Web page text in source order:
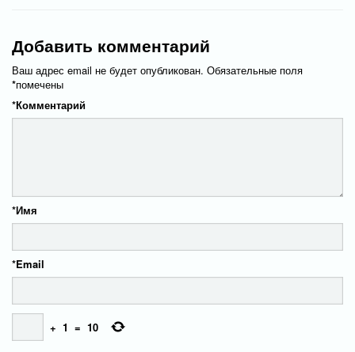
Добавить комментарий
Ваш адрес email не будет опубликован. Обязательные поля
помечены
*
Комментарий
*
Имя
*
Email
*
+ 1 = 10